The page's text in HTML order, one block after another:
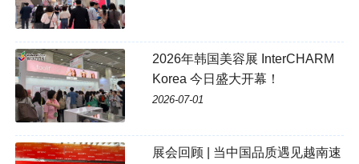
2026年韩国美容展 InterCHARM
Korea 今日盛大开幕！
2026-07-01
展会回顾 | 当中国品质遇见越南速